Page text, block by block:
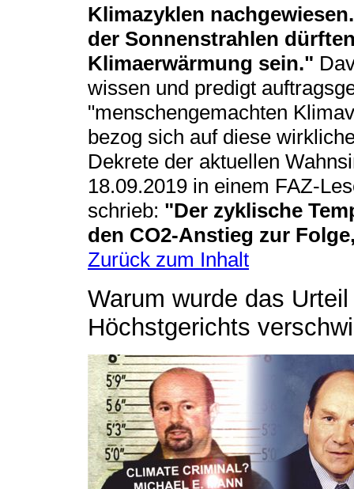
Klimazyklen
der Sonnenstrahlen
Klimaerwärmung sein."
wissen und predigt
"menschengemachten
bezog sich auf diese
Dekrete der aktuellen
18.09.2019 in einem FAZ-
schrieb: "Der zyklische
den CO2-Anstieg zur
Zurück zum Inhalt
Warum wurde das
Höchstgerichts